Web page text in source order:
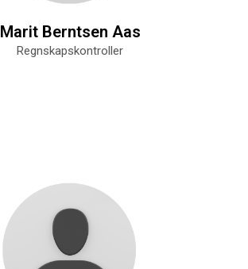
Marit Berntsen Aas
Regnskapskontroller